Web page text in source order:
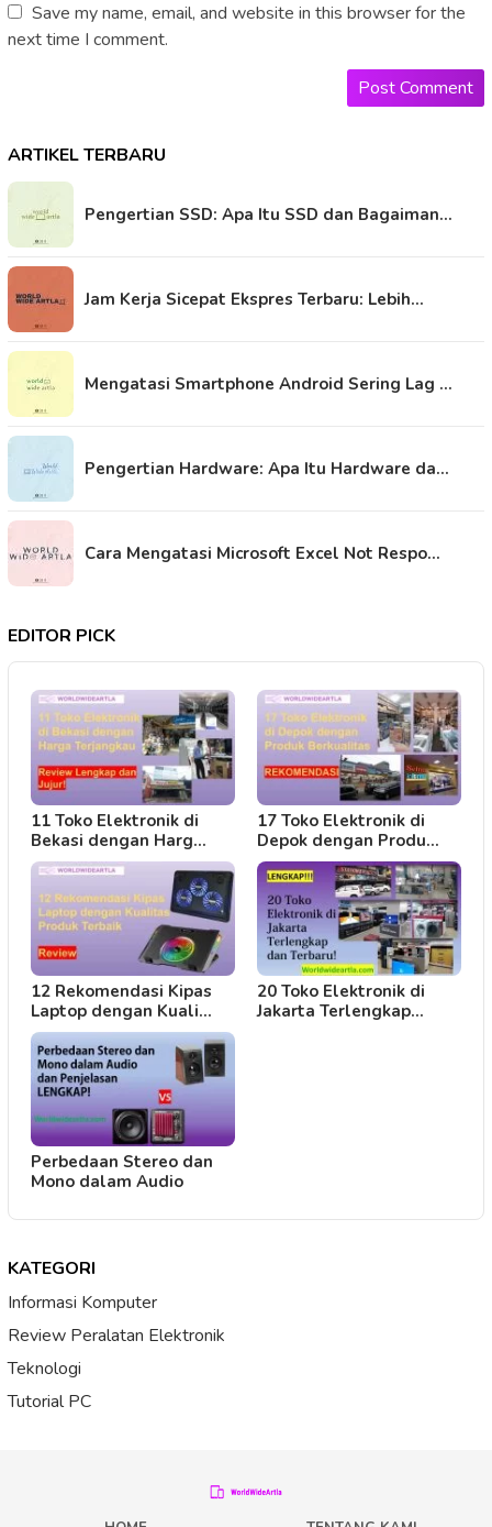
Save my name, email, and website in this browser for the
next time I comment.
ARTIKEL TERBARU
Pengertian SSD: Apa Itu SSD dan Bagaiman…
Jam Kerja Sicepat Ekspres Terbaru: Lebih…
Mengatasi Smartphone Android Sering Lag …
Pengertian Hardware: Apa Itu Hardware da…
Cara Mengatasi Microsoft Excel Not Respo…
EDITOR PICK
11 Toko Elektronik di
Bekasi dengan Harg…
17 Toko Elektronik di
Depok dengan Produ…
12 Rekomendasi Kipas
Laptop dengan Kuali…
20 Toko Elektronik di
Jakarta Terlengkap…
Perbedaan Stereo dan
Mono dalam Audio
KATEGORI
Informasi Komputer
Review Peralatan Elektronik
Teknologi
Tutorial PC